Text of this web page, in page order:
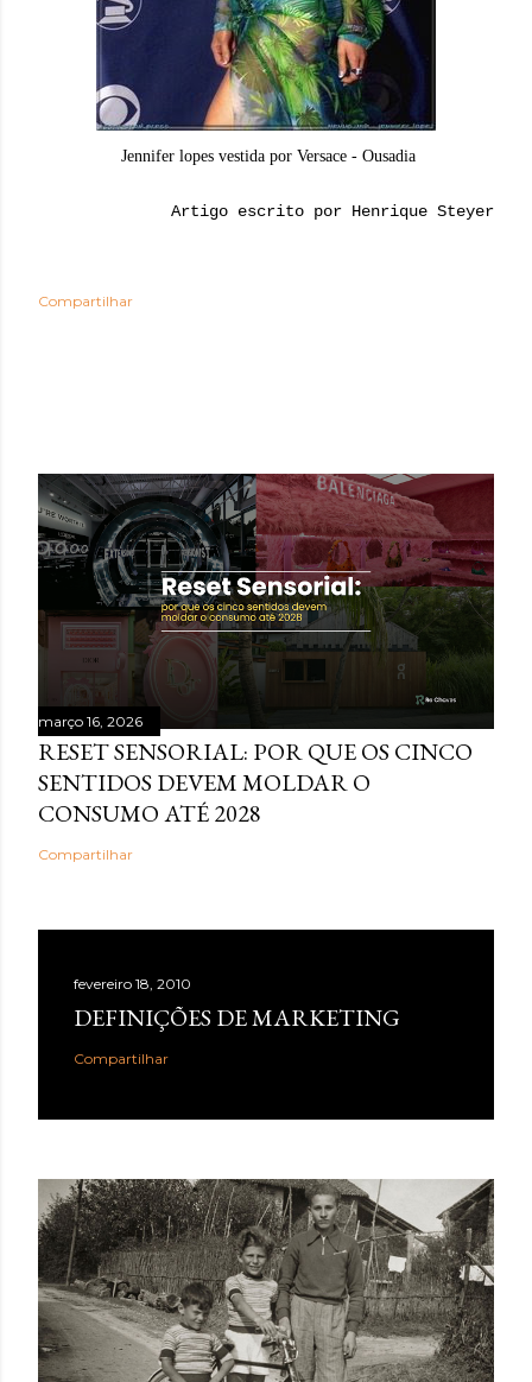
Jennifer lopes vestida por Versace - Ousadia
Artigo escrito por Henrique Steyer
Compartilhar
março 16, 2026
RESET SENSORIAL: POR QUE OS CINCO
SENTIDOS DEVEM MOLDAR O
CONSUMO ATÉ 2028
Compartilhar
fevereiro 18, 2010
DEFINIÇÕES DE MARKETING
Compartilhar